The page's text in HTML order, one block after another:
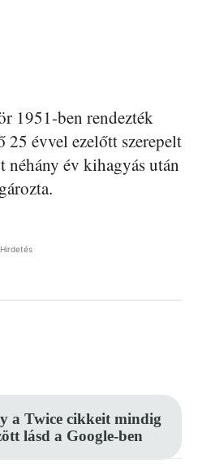
1951-ben rendezték
25 évvel ezelőtt szerepelt
néhány év kihagyás után
Hirdetés
a Twice cikkeit mindig
lásd a Google-ben